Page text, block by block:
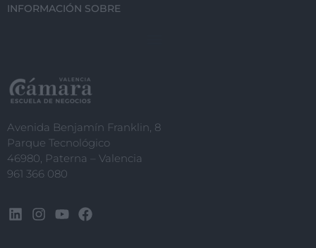
INFORMACIÓN SOBRE
Avenida Benjamín Franklin, 8
Parque Tecnológico
46980, Paterna – Valencia
961 366 080